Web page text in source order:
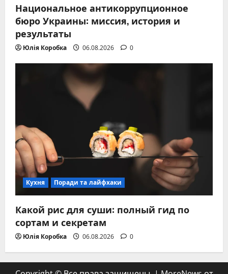
Национальное антикоррупционное
бюро Украины: миссия, история и
результаты
Юлія Коробка 06.08.2026 0
Кухня Поради та лайфхаки
Какой рис для суши: полный гид по
сортам и секретам
Юлія Коробка 06.08.2026 0